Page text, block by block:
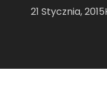
21 Stycznia, 2015